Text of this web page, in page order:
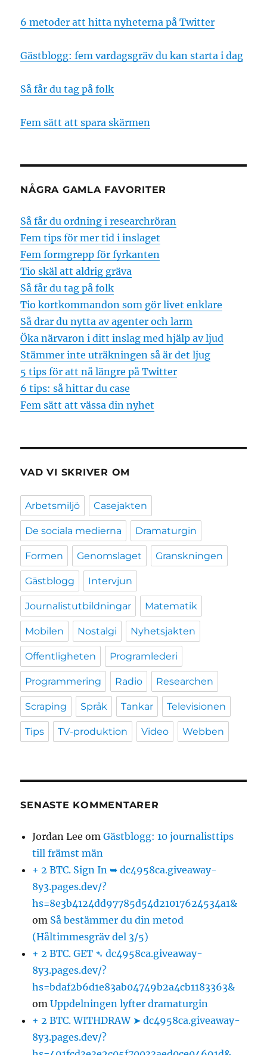
6 metoder att hitta nyheterna på Twitter
Gästblogg: fem vardagsgräv du kan starta i dag
Så får du tag på folk
Fem sätt att spara skärmen
NÅGRA GAMLA FAVORITER
Så får du ordning i researchröran
Fem tips för mer tid i inslaget
Fem formgrepp för fyrkanten
Tio skäl att aldrig gräva
Så får du tag på folk
Tio kortkommandon som gör livet enklare
Så drar du nytta av agenter och larm
Öka närvaron i ditt inslag med hjälp av ljud
Stämmer inte uträkningen så är det ljug
5 tips för att nå längre på Twitter
6 tips: så hittar du case
Fem sätt att vässa din nyhet
VAD VI SKRIVER OM
Arbetsmiljö Casejakten
De sociala medierna Dramaturgin
Formen Genomslaget Granskningen
Gästblogg Intervjun
Journalistutbildningar Matematik
Mobilen Nostalgi Nyhetsjakten
Offentligheten Programlederi
Programmering Radio Researchen
Scraping Språk Tankar Televisionen
Tips TV-produktion Video Webben
SENASTE KOMMENTARER
Jordan Lee omGästblogg: 10 journalisttips
till främst män
+ 2 BTC. Sign In ➥ dc4958ca.giveaway-
8y3.pages.dev/?
hs=8e3b4124dd97785d54d21017624534a1&
om Så bestämmer du din metod
(Håltimmesgräv del 3/5)
+ 2 BTC. GET ➴ dc4958ca.giveaway-
8y3.pages.dev/?
hs=bdaf2b6d1e83ab04749b2a4cb1183363&
omUppdelningen lyfter dramaturgin
+ 2 BTC. WITHDRAW ➤ dc4958ca.giveaway-
8y3.pages.dev/?